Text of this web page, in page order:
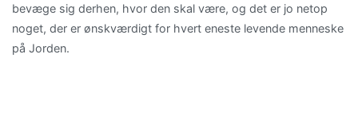
bevæge sig derhen, hvor den skal være, og det er jo netop
noget, der er ønskværdigt for hvert eneste levende menneske
på Jorden.